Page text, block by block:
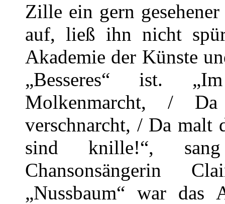
Zille ein gern
auf, ließ ihn nicht
Akademie der Künste
„Besseres“ ist.
Molkenmarcht, /
verschnarcht, / Da malt
sind knille!“,
Chansonsängerin
„Nussbaum“ war das